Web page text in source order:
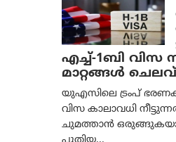
എച്ച്-1ബി വിസ
മാറ്റങ്ങൾ ചെലവ്
യുഎസിലെ ട്രംപ്
വിസ കാലാവധി
ചുമത്താൻ